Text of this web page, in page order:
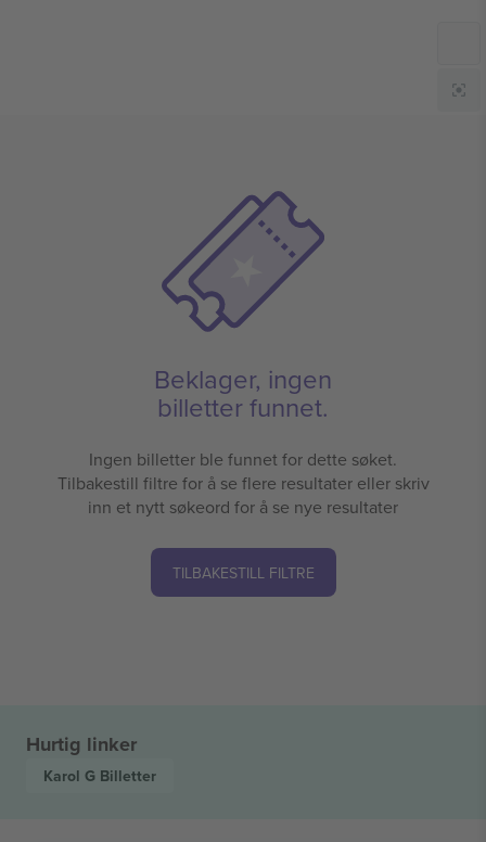
Beklager, ingen
billetter funnet.
Ingen billetter ble funnet for dette søket.
Tilbakestill filtre for å se flere resultater eller skriv
inn et nytt søkeord for å se nye resultater
TILBAKESTILL FILTRE
Hurtig linker
Karol G Billetter